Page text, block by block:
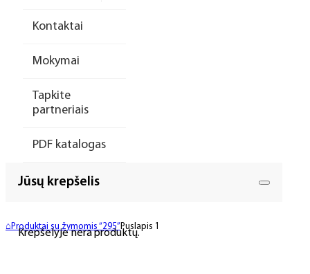
Kontaktai
Mokymai
Tapkite
partneriais
PDF katalogas
Jūsų krepšelis
Krepšelyje nėra produktų.
⌂ Produktai su žymomis “295” Puslapis 1